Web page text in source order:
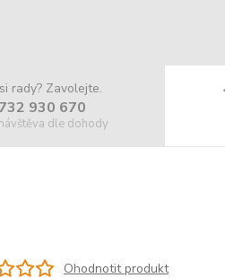
rady? Zavolejte.
930 670
dle dohody
Ohodnotit produkt